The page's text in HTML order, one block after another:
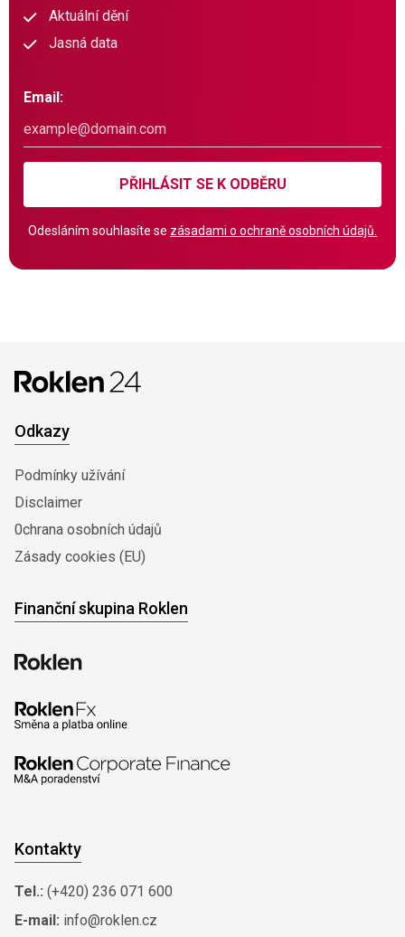
Aktuální dění
Jasná data
Email:
PŘIHLÁSIT SE K ODBĚRU
Odesláním souhlasíte se zásadami o ochraně osobních údajů.
Odkazy
Podmínky užívání
Disclaimer
0chrana osobních údajů
Zásady cookies (EU)
Finanční skupina Roklen
Kontakty
Tel.: (+420) 236 071 600
E-mail: info@roklen.cz